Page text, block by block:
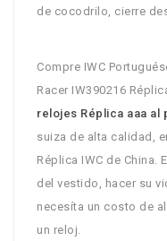
de cocodrilo, cierre
Compre IWC
Racer IW390216
relojes Réplica aaa al
suiza de alta calidad,
Réplica IWC de China.
del vestido, hacer su
necesíta un costo de
un reloj.